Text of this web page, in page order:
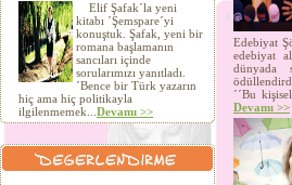
Elif Şafak´la yeni
kitabı ´Şemspare´yi
konuştuk. Şafak, yeni bir
romana başlamanın
sancıları içinde
sorularımızı yanıtladı.
´Bence bir Türk yazarın
hiç ama hiç politikayla
ilgilenmemek... Devamı >>
Edebiyat
edebiyat
dünyada
´´Bu
Devamı >>